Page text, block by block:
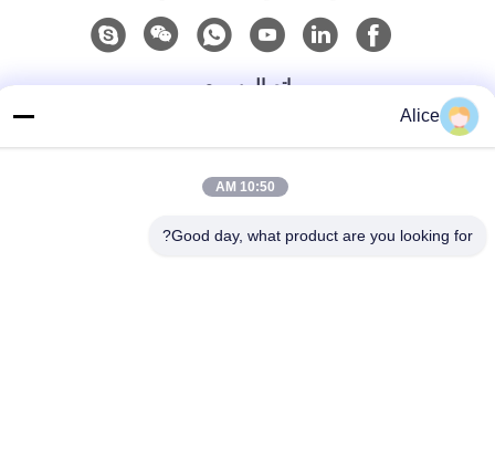
اتصال سريع
هاتف
info@cn-ans.com
Alice
10:50 AM
Good day, what product are you looking for?